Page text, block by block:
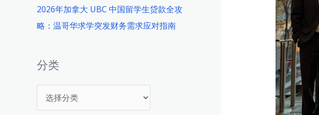
2026年加拿大 UBC 中国留学生贷款全攻
略：温哥华求学突发财务需求应对指南
分类
类